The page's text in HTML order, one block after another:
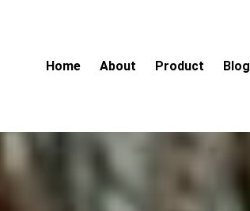
Home About Product Blog